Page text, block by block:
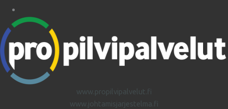
www.propilvipalvelut.fi
www.johtamisjarjestelma.fi